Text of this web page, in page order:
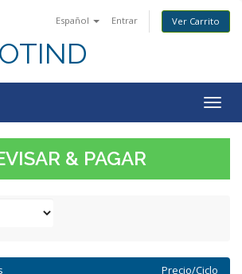
Español Entrar Ver Carrito
& PAGAR
Precio/Ciclo